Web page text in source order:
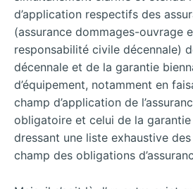
d’application respectifs des
(assurance dommages-ouvrage
responsabilité civile décennale)
décennale et de la garantie
d’équipement, notamment en
champ d’application de
obligatoire et celui de la
dressant une liste exhaustive
champ des obligations